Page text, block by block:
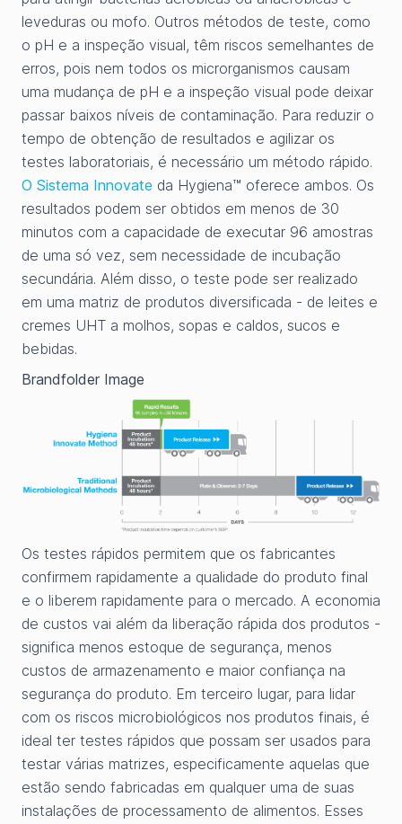
leveduras ou mofo. Outros métodos de teste, como
o pH e a inspeção visual, têm riscos semelhantes de
erros, pois nem todos os microrganismos causam
uma mudança de pH e a inspeção visual pode deixar
passar baixos níveis de contaminação. Para reduzir o
tempo de obtenção de resultados e agilizar os
testes laboratoriais, é necessário um método rápido.
O Sistema Innovate da Hygiena™ oferece ambos. Os
resultados podem ser obtidos em menos de 30
minutos com a capacidade de executar 96 amostras
de uma só vez, sem necessidade de incubação
secundária. Além disso, o teste pode ser realizado
em uma matriz de produtos diversificada - de leites e
cremes UHT a molhos, sopas e caldos, sucos e
bebidas.
Brandfolder Image
Os testes rápidos permitem que os fabricantes
confirmem rapidamente a qualidade do produto final
e o liberem rapidamente para o mercado. A economia
de custos vai além da liberação rápida dos produtos -
significa menos estoque de segurança, menos
custos de armazenamento e maior confiança na
segurança do produto. Em terceiro lugar, para lidar
com os riscos microbiológicos nos produtos finais, é
ideal ter testes rápidos que possam ser usados para
testar várias matrizes, especificamente aquelas que
estão sendo fabricadas em qualquer uma de suas
instalações de processamento de alimentos. Esses